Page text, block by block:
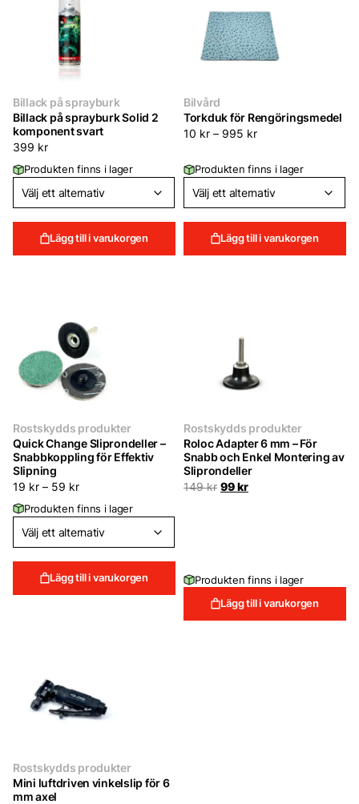
Billack på sprayburk
Billack på sprayburk Solid 2
komponent svart
399 kr
Produkten finns i lager
Lägg till i varukorgen
Bilvård
Torkduk för Rengöringsmedel
10 kr – 995 kr
Produkten finns i lager
Lägg till i varukorgen
Rostskydds produkter
Quick Change Sliprondeller –
Snabbkoppling för Effektiv
Slipning
19 kr – 59 kr
Produkten finns i lager
Lägg till i varukorgen
Rostskydds produkter
Roloc Adapter 6 mm – För
Snabb och Enkel Montering av
Sliprondeller
149kr Det
99krDet
Produkten finns i lager
Lägg till i varukorgen
Rostskydds produkter
Mini luftdriven vinkelslip för 6
mm axel